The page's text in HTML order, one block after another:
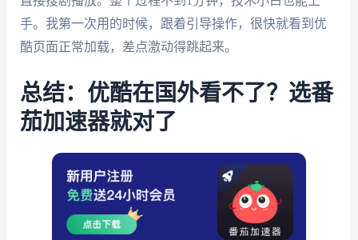
手。我第一次用的时候，跟着引导操作，很快就看到优
酷页面正常加载，差点激动得跳起来。
总结：优酷在国外看不了？选番
茄加速器就对了